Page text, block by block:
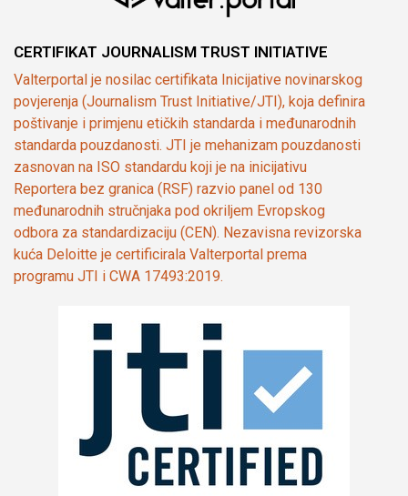
CERTIFIKAT JOURNALISM TRUST INITIATIVE
Valterportal je nosilac certifikata Inicijative novinarskog
povjerenja (Journalism Trust Initiative/JTI), koja definira
poštivanje i primjenu etičkih standarda i međunarodnih
standarda pouzdanosti. JTI je mehanizam pouzdanosti
zasnovan na ISO standardu koji je na inicijativu
Reportera bez granica (RSF) razvio panel od 130
međunarodnih stručnjaka pod okriljem Evropskog
odbora za standardizaciju (CEN). Nezavisna revizorska
kuća Deloitte je certificirala Valterportal prema
programu JTI i CWA 17493:2019.